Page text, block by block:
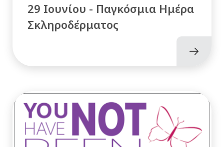
29 Ιουνίου - Παγκόσμια Ημέρα
Σκληροδέρματος